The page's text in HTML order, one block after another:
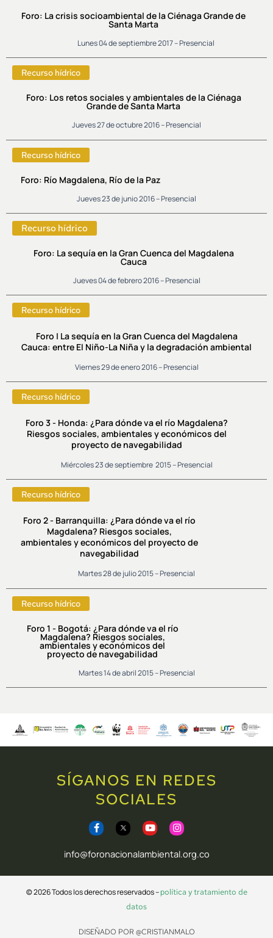
Foro: La crisis socioambiental de la Ciénaga Grande de
Santa Marta
Lunes 04 de septiembre 2017 – Presencial
Recurso hídrico
Foro: Los retos sociales y ambientales de la Ciénaga
Grande de Santa Marta
Jueves 27 de octubre 2016 – Presencial
Recurso hídrico
Foro: Río Magdalena, Río de la Paz
Jueves 23 de junio 2016 – Presencial
Recurso hídrico
Foro: La sequía en la Gran Cuenca del Magdalena
Cauca
Jueves 04 de febrero 2016 – Presencial
Recurso hídrico
Foro | La sequía en la Gran Cuenca del Magdalena
Cauca: entre El Niño-La Niña y la degradación ambiental
Viernes 29 de enero 2016 – Presencial
Recurso hídrico
Foro 3 - Honda: ¿Para dónde va el río Magdalena?
Riesgos sociales, ambientales y económicos del
proyecto de navegabilidad
Miércoles 23 de septiembre 2015 – Presencial
Recurso hídrico
Foro 2 - Barranquilla: ¿Para dónde va el río
Magdalena? Riesgos sociales,
ambientales y económicos del proyecto de
navegabilidad
Martes 28 de julio 2015 – Presencial
Recurso hídrico
Foro 1 - Bogotá: ¿Para dónde va el río
Magdalena? Riesgos sociales,
ambientales y económicos del
proyecto de navegabilidad
Martes 14 de abril 2015 – Presencial
SÍGANOS EN REDES
SOCIALES
F
a
e
b
o
k
-
Y
o
t
u
e
I
n
t
a
r
a
m
info@foronacionalambiental.org.co
© 2026 Todos los derechos reservados –política y tratamiento de
datos
DISEÑADO POR @CRISTIANMALO